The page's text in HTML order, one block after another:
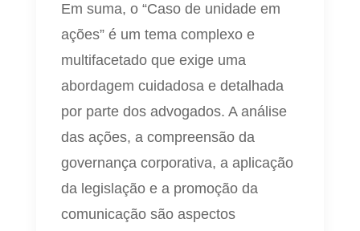
Em suma, o “Caso de unidade em
ações” é um tema complexo e
multifacetado que exige uma
abordagem cuidadosa e detalhada
por parte dos advogados. A análise
das ações, a compreensão da
governança corporativa, a aplicação
da legislação e a promoção da
comunicação são aspectos